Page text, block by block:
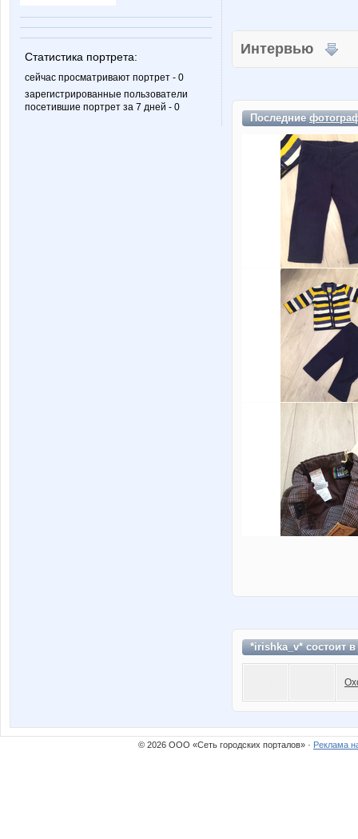
Статистика портрета:
сейчас просматривают портрет - 0
зарегистрированные пользователи
посетившие портрет за 7 дней - 0
Интервью
Последние
*irishka_v* состоит в
© 2026 ООО «Сеть городских порталов» · Реклама